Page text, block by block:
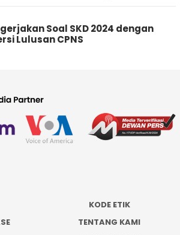
Soal SKD 2024 dengan
Lulusan CPNS
KODE ETIK
TENTANG KAMI